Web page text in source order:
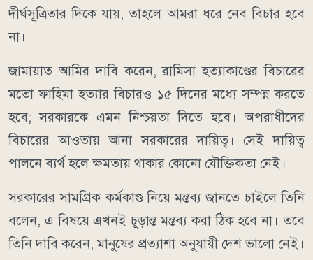
দীর্ঘসূত্রিতার দিকে যায়, তাহলে আমরা ধরে নেব বিচার হবে
না।
জামায়াত আমির দাবি করেন, রামিসা হত্যাকাণ্ডের বিচারের
মতো ফাহিমা হত্যার বিচারও ১৫ দিনের মধ্যে সম্পন্ন করতে
হবে; সরকারকে এমন নিশ্চয়তা দিতে হবে। অপরাধীদের
বিচারের আওতায় আনা সরকারের দায়িত্ব। সেই দায়িত্ব
পালনে ব্যর্থ হলে ক্ষমতায় থাকার কোনো যৌক্তিকতা নেই।
সরকারের সামগ্রিক কর্মকাণ্ড নিয়ে মন্তব্য জানতে চাইলে তিনি
বলেন, এ বিষয়ে এখনই চূড়ান্ত মন্তব্য করা ঠিক হবে না। তবে
তিনি দাবি করেন, মানুষের প্রত্যাশা অনুযায়ী দেশ ভালো নেই।